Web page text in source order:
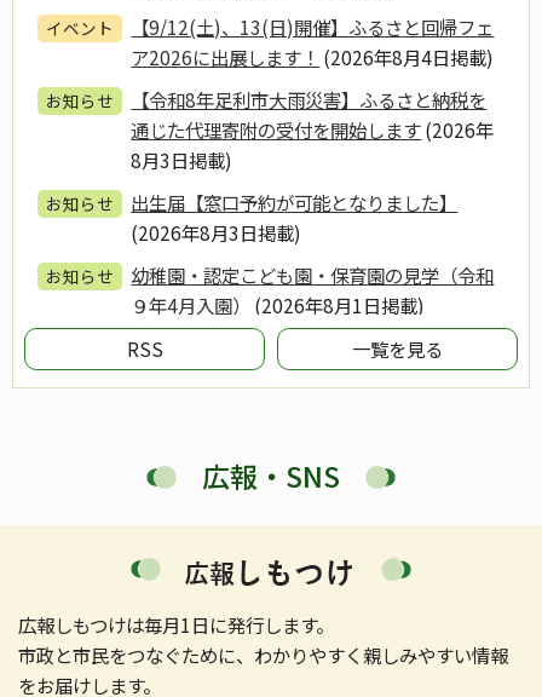
RSS 一覧を見る
イベント
【9/12(土)、13(日)開催】ふるさと回帰フェ
ア2026に出展します！ (2026年8月4日掲載)
お知らせ
【令和8年足利市大雨災害】ふるさと納税を
通じた代理寄附の受付を開始します(2026年
8月3日掲載)
お知らせ
出生届【窓口予約が可能となりました】
(2026年8月3日掲載)
お知らせ
幼稚園・認定こども園・保育園の見学（令和
９年4月入園）
(2026年8月1日掲載)
【重要】『指定ごみ袋』を購入できなかった
場合の臨時的なごみの出し方について（令和
ハローワーク小山8月のイベントについて
住民基本台帳システムが復旧しました
年7月31日掲載)
お知らせ 令和8年熊本地震に関する募金
日掲載)
広報・SNS
広報しもつけは毎月1日に発行します。
市政と市民をつなぐために、わかりやすく親しみやすい情報
をお届けします。